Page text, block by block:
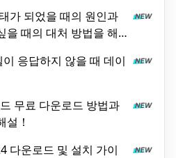
가 되었을 때의 원인과
을 때의 대처 방법을 해
응답하지 않을 때 데이
무료 다운로드 방법과
설！
다운로드 및 설치 가이